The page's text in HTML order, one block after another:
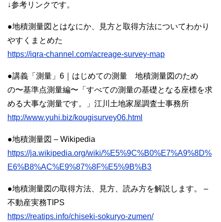
↓参考リンクです。
●地積測量図とはなにか、見方と取得方法についてわかり
やすくまとめた
https://iqra-channel.com/acreage-survey-map
●講義「測量」6｜はじめての測量 地積測量図のため
の〜基準点測量編〜「すべての測量の基礎となる座標を求
める大事な測量です。」江川土地家屋調査士事務所
http://www.yuhi.biz/kougisurvey06.html
●地積測量図 – Wikipedia
https://ja.wikipedia.org/wiki/%E5%9C%B0%E7%A9%8D%
E6%B8%AC%E9%87%8F%E5%9B%B3
●地積測量図の取得方法、見方、読み方を解説します。 –
不動産実務TIPS
https://reatips.info/chiseki-sokuryo-zumen/